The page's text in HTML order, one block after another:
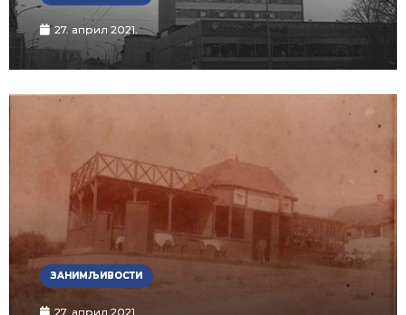
27. април 2021.
ЗАНИМЉИВОСТИ
27. април 2021.